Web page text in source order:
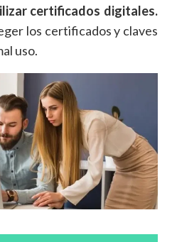
certificados digitales.
los certificados y claves
uso.